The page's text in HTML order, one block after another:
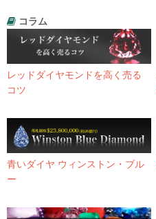
コラム
レッドダイヤモンドを高く売る
コツ
青いダイヤ ウィンストン・ブル
ー